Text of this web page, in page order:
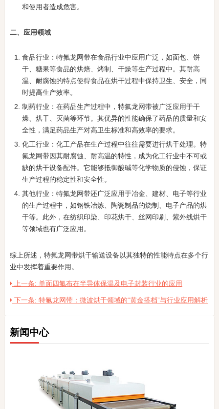
和使用者造成危害。
二、应用领域
食品行业：特氟龙网带在食品行业中应用广泛，如面包、饼
干、糖果等食品的烘焙、烤制、干燥等生产过程中。其耐高
温、耐腐蚀的特点使得食品在烘干过程中保持卫生、安全，同
时提高生产效率。
制药行业：在药品生产过程中，特氟龙网带被广泛应用于干
燥、烘干、灭菌等环节。其优异的性能确保了药品的质量和安
全性，满足药品生产对高卫生标准和高效率的要求。
化工行业：化工产品在生产过程中往往需要进行烘干处理。特
氟龙网带因其耐腐蚀、耐高温的特性，成为化工行业中不可或
缺的烘干设备配件。它能够抵御酸碱等化学物质的侵蚀，保证
生产过程的稳定性和安全性。
其他行业：特氟龙网带还广泛应用于冶金、建材、电子等行业
的生产过程中，如钢铁冶炼、陶瓷制品的烧制、电子产品的烘
干等。此外，在纺织印染、印花烘干、丝网印刷、紫外线烘干
等领域也有广泛应用。
综上所述，特氟龙网带烘干输送设备以其独特的性能特点在多个行
业中发挥着重要作用。
上一条: 单面四氟布在半导体保温及电子封装行业的应用
下一条: 特氟龙网带：微波烘干领域的“黄金搭档”与行业应用解析
新闻中心